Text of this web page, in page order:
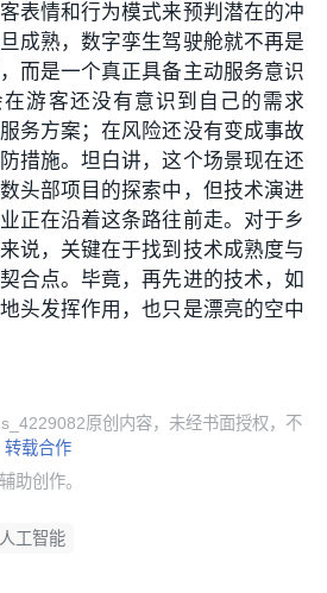
表情和行为模式来预判潜在的冲
成熟，数字孪生驾驶舱就不再是
而是一个真正具备主动服务意识
在游客还没有意识到自己的需求
务方案；在风险还没有变成事故
措施。坦白讲，这个场景现在还
头部项目的探索中，但技术演进
正在沿着这条路往前走。对于乡
说，关键在于找到技术成熟度与
合点。毕竟，再先进的技术，如
头发挥作用，也只是漂亮的空中
原创内容，未经书面授权，不
转载合作
助创作。
人工智能